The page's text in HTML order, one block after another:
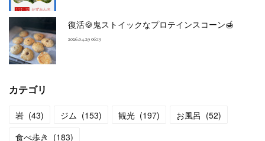
復活🍪鬼ストイックなプロテインスコーン🍯
2026.04.29 06:19
カテゴリ
岩 (43) ジム (153) 観光 (197) お風呂 (52)
食べ歩き (183)